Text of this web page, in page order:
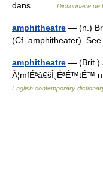
dans… …
Dictionnaire de
amphitheatre — (n.)
(Cf. amphitheater).
amphitheatre — (Brit.)
Ã¦mfÉªâ€šÎ¸ÉªÉ™tÉ™
English contemporary